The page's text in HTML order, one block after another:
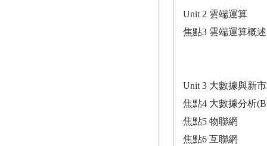
Unit 2 雲端運算
焦點3 雲端運算概述
Unit 3 大數據與新
焦點4 大數據分析
焦點5 物聯網
焦點6 互聯網